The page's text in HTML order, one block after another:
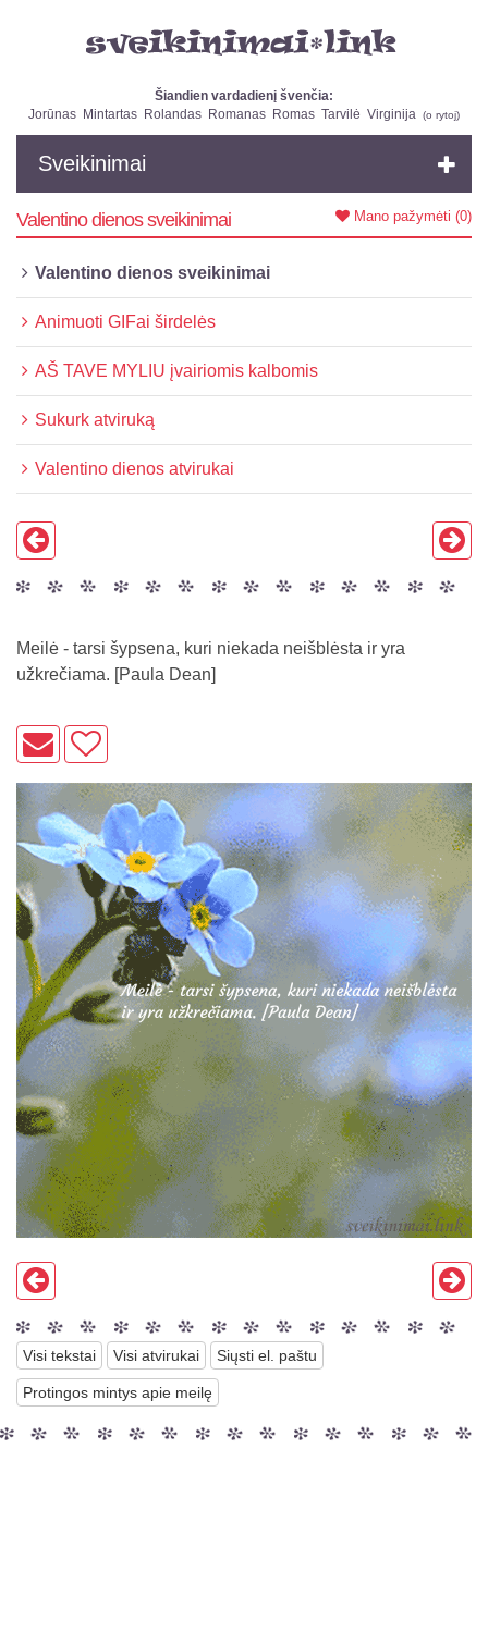
Šiandien vardadienį švenčia:
Jorūnas Mintartas Rolandas Romanas Romas Tarvilė Virginija (o rytoj)
Sveikinimai
Mano pažymėti (0)
Valentino dienos sveikinimai
Valentino dienos sveikinimai
Animuoti GIFai širdelės
AŠ TAVE MYLIU įvairiomis kalbomis
Sukurk atviruką
Valentino dienos atvirukai
Meilė - tarsi šypsena, kuri niekada neišblėsta ir yra
užkrečiama. [Paula Dean]
Visi tekstai Visi atvirukai Siųsti el. paštu
Protingos mintys apie meilę